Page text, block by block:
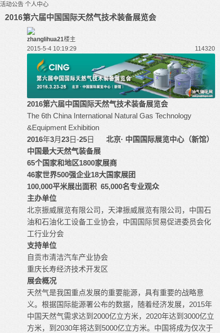
活动公告 个人中心
2016第六届中国国际天然气技术装备展览会
zhanglihua21楼主
2015-5-4 10:19:29
114320
2016第六届中国国际天然气技术装备展览会
The 6th China International Natural Gas Technology
&Equipment Exhibition
2016年3月 23日-25日 北京· 中国国际展览中心 （新馆）
中国最大天然气装备展
65个国家和地区1800家展商
46家世界500强企业18大国家展团
100,000平米展出面积 65,000名专业观众
主办单位
北京振威展览有限公司，天津振威展览有限公司，中国石
油和石油化工设备工业协会，中国国际贸易促进委员会化
工行业分会
支持单位
自贡市清洁汽车产业协会
重庆长寿经济技术开发区
展会概况
天然气是我国重点发展的重要能源，具有重要的战略意
义。根据国际能源署公布的数据，随着经济发展，2015年
中国天然气需求达到2000亿立方米，2020年达到3000亿立
方米，到2030年将达到5000亿立方米。中国将成为仅次于